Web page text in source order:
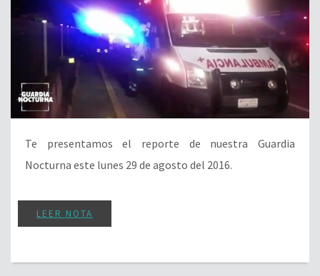
Te presentamos el reporte de nuestra Guardia
Nocturna este lunes 29 de agosto del 2016.
LEER NOTA